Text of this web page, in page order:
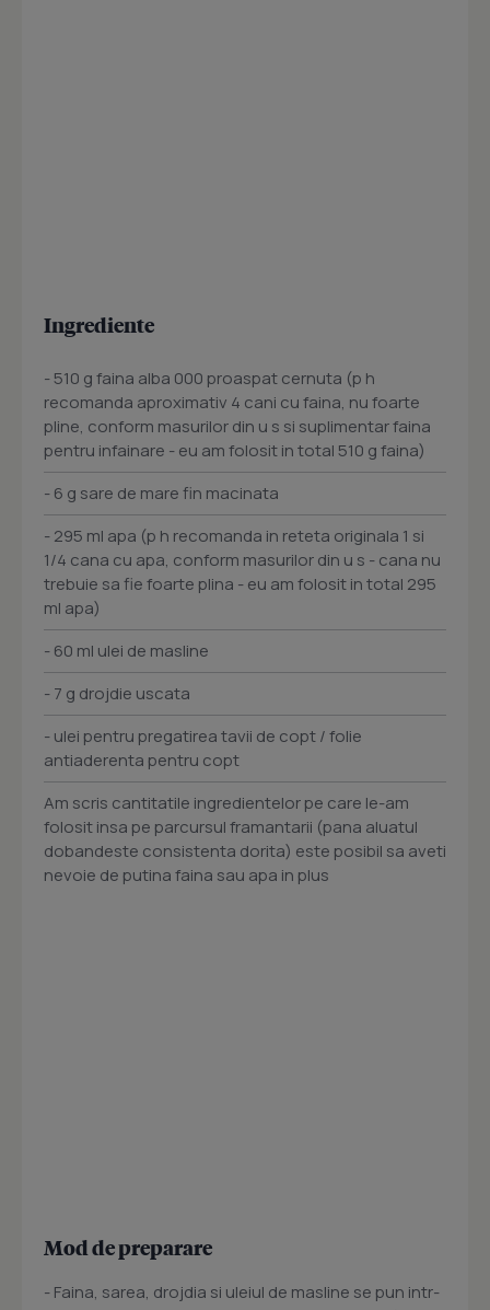
Ingrediente
- 510 g faina alba 000 proaspat cernuta (p h
recomanda aproximativ 4 cani cu faina, nu foarte
pline, conform masurilor din u s si suplimentar faina
pentru infainare - eu am folosit in total 510 g faina)
- 6 g sare de mare fin macinata
- 295 ml apa (p h recomanda in reteta originala 1 si
1/4 cana cu apa, conform masurilor din u s - cana nu
trebuie sa fie foarte plina - eu am folosit in total 295
ml apa)
- 60 ml ulei de masline
- 7 g drojdie uscata
- ulei pentru pregatirea tavii de copt / folie
antiaderenta pentru copt
Am scris cantitatile ingredientelor pe care le-am
folosit insa pe parcursul framantarii (pana aluatul
dobandeste consistenta dorita) este posibil sa aveti
nevoie de putina faina sau apa in plus
Mod de preparare
- Faina, sarea, drojdia si uleiul de masline se pun intr-